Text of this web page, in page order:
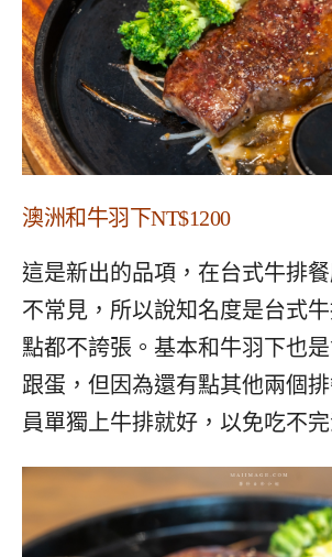
澳洲和牛羽下NT$1200
這是新出的品項，在台式牛排
不常見，所以說知名度是台式
點都不誇張。基本和牛羽下也
跟蛋，但因為還有點其他兩個
員單獨上牛排就好，以免吃不完